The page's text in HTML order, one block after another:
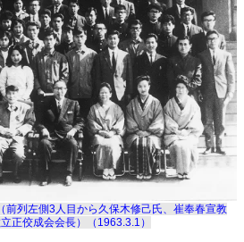
列左側3人目から久保木修己氏、崔奉春宣教
正佼成会会長）（1963.3.1）